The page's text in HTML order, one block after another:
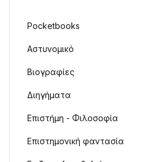
Pocketbooks
Αστυνομικό
Βιογραφίες
Διηγήματα
Επιστήμη - Φιλοσοφία
Επιστημονική φαντασία